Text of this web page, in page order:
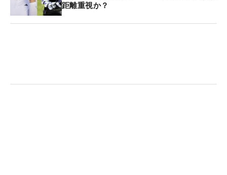
距離重視か？